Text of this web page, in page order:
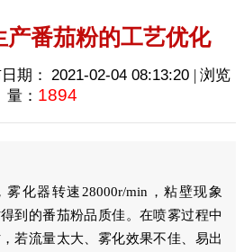
产番茄粉的工艺优化
期： 2021-02-04 08:13:20 | 浏览
量： 1894
雾化器转速28000r/min，粘壁现象
到的番茄粉品质佳。在喷雾过程中
若流量太大、雾化效果不佳、易出